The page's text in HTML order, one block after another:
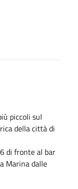
piccoli sul
della città di
di fronte al bar
Marina dalle